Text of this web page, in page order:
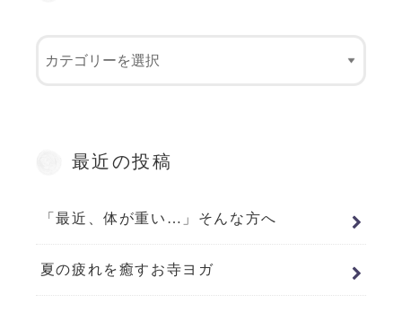
最近の投稿
「最近、体が重い…」そんな方へ
夏の疲れを癒すお寺ヨガ